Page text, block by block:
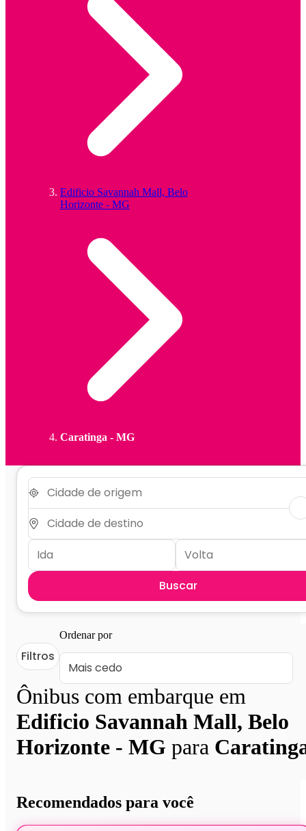
Edificio Savannah Mall, Belo
Horizonte - MG
Caratinga - MG
Buscar
Ônibus com embarque em
Edificio Savannah Mall, Belo
Horizonte - MG para
Filtros
Ordenar por
Recomendados para você